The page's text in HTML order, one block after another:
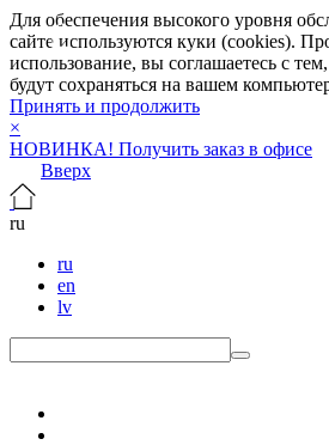
Для обеспечения высокого уровня
сайте используются куки (cookies).
использование, вы соглашаетесь с
будут сохраняться на вашем
Принять и продолжить
×
НОВИНКА! Получить заказ в офисе
Вверх
ru
ru
en
lv